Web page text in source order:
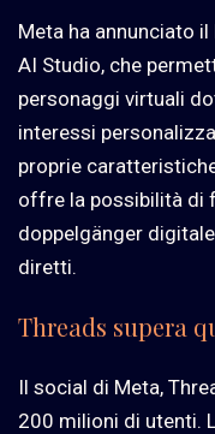
Meta ha annunciato
AI Studio, che
personaggi virtuali
interessi
proprie
offre la possibilità di
doppelgänger
diretti.
Threads supera
Il social di Meta,
200 milioni di utenti.